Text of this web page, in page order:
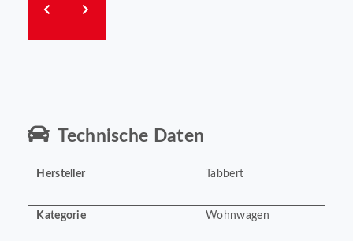
Technische Daten
Hersteller Tabbert
Kategorie Wohnwagen